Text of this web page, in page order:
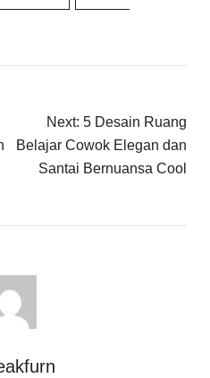
Next: 5 Desain Ruang
Belajar Cowok Elegan dan
Santai Bernuansa Cool